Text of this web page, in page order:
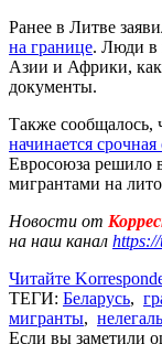
Ранее в Литве
на границе. Люди в
Азии и Африки, как
документы.
Также сообщалось,
начинается
Евросоюза решило
мигрантами на
Новости от
на наш канал
Читайте
ТЕГИ: Беларусь,
мигранты,
Если вы заметили